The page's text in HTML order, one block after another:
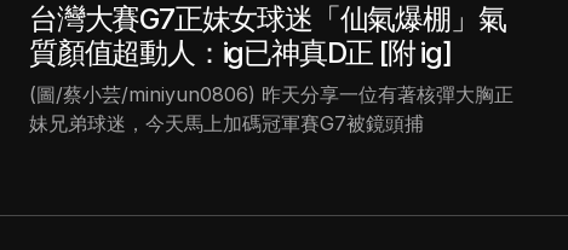
台灣大賽G7正妹女球迷「仙氣爆棚」氣
質顏值超動人：ig已神真D正 [附 ig]
(圖/蔡小芸/miniyun0806) 昨天分享一位有著核彈大胸正
妹兄弟球迷，今天馬上加碼冠軍賽G7被鏡頭捕